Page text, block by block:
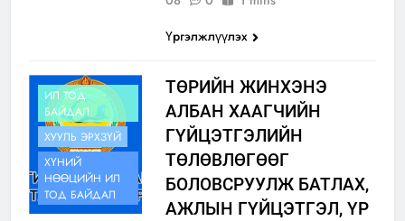
Үргэлжлүүлэх
ИЛ ТОД
БАЙДАЛ
ХУУЛЬ ЭРХЗҮЙ
ХҮНИЙ
НӨӨЦИЙН ИЛ
ТОД БАЙДАЛ
ТӨРИЙН ЖИНХЭНЭ
АЛБАН ХААГЧИЙН
ГҮЙЦЭТГЭЛИЙН
ТӨЛӨВЛӨГӨӨГ
БОЛОВСРУУЛЖ БАТЛАХ,
АЖЛЫН ГҮЙЦЭТГЭЛ, ҮР